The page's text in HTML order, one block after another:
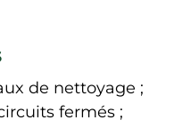
de nettoyage ;
fermés ;